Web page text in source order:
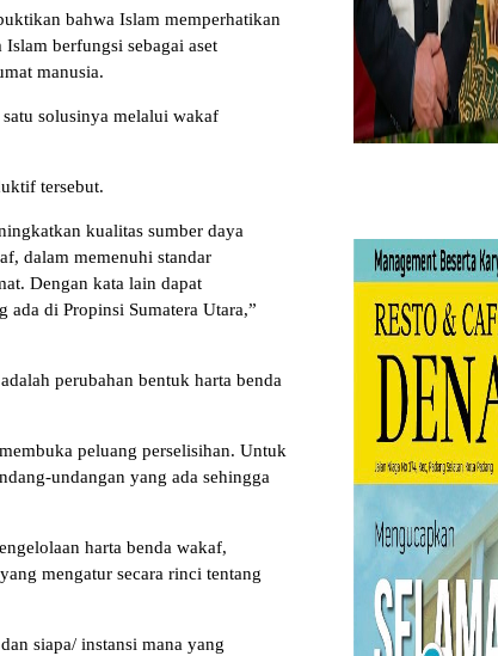
bahwa Islam memperhatikan
berfungsi sebagai aset
manusia.
solusinya melalui wakaf
tersebut.
kualitas sumber daya
dalam memenuhi standar
Dengan kata lain dapat
di Propinsi Sumatera Utara,”
perubahan bentuk harta benda
peluang perselisihan. Untuk
undangan yang ada sehingga
harta benda wakaf,
mengatur secara rinci tentang
siapa/ instansi mana yang